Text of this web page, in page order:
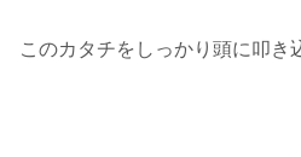
このカタチをしっかり頭に叩き